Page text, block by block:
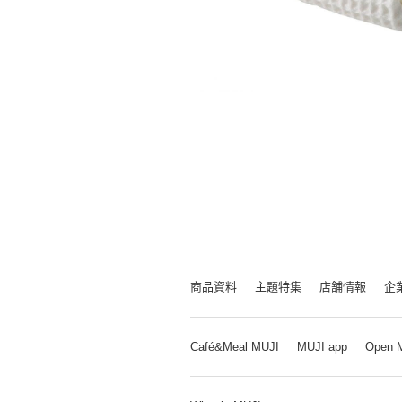
商品資料 主題特集 店舗情報 企
Café&Meal MUJI MUJI app Open